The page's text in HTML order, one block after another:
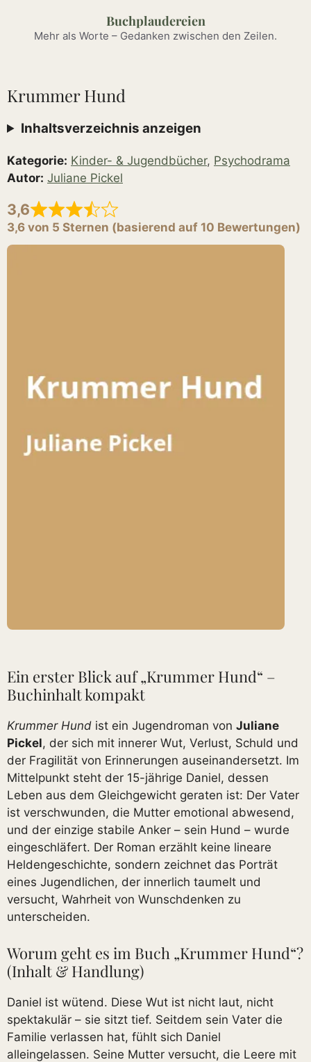
springen
Buchplaudereien
Mehr als Worte – Gedanken zwischen den Zeilen.
Krummer Hund
Inhaltsverzeichnis anzeigen
Kategorie: Kinder- & Jugendbücher, Psychodrama
Autor: Juliane Pickel
3,6
3,6 von 5 Sternen (basierend auf 10 Bewertungen)
Ein erster Blick auf „Krummer Hund“ –
Buchinhalt kompakt
Krummer Hund ist ein Jugendroman von Juliane
Pickel, der sich mit innerer Wut, Verlust, Schuld und
der Fragilität von Erinnerungen auseinandersetzt. Im
Mittelpunkt steht der 15-jährige Daniel, dessen
Leben aus dem Gleichgewicht geraten ist: Der Vater
ist verschwunden, die Mutter emotional abwesend,
und der einzige stabile Anker – sein Hund – wurde
eingeschläfert. Der Roman erzählt keine lineare
Heldengeschichte, sondern zeichnet das Porträt
eines Jugendlichen, der innerlich taumelt und
versucht, Wahrheit von Wunschdenken zu
unterscheiden.
Worum geht es im Buch „Krummer Hund“?
(Inhalt & Handlung)
Daniel ist wütend. Diese Wut ist nicht laut, nicht
spektakulär – sie sitzt tief. Seitdem sein Vater die
Familie verlassen hat, fühlt sich Daniel
alleingelassen. Seine Mutter versucht, die Leere mit